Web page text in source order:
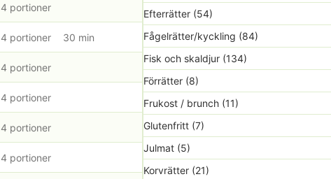
4 portioner
4 portioner 30 min
4 portioner
4 portioner
4 portioner
4 portioner
Efterrätter (54)
Fågelrätter/kyckling (84)
Fisk och skaldjur (134)
Förrätter (8)
Frukost / brunch (11)
Glutenfritt (7)
Julmat (5)
Korvrätter (21)